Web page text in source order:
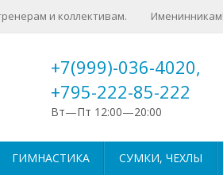
и коллективам. Именинникам!
+7(999)-036-4020,
+795-222-85-222
Вт—Пт 12:00—20:00
ГИМНАСТИКА СУМКИ, ЧЕХЛЫ